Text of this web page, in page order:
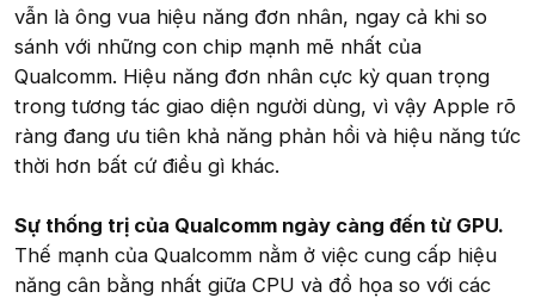
vẫn là ông vua hiệu năng đơn nhân, ngay cả khi so
sánh với những con chip mạnh mẽ nhất của
Qualcomm. Hiệu năng đơn nhân cực kỳ quan trọng
trong tương tác giao diện người dùng, vì vậy Apple rõ
ràng đang ưu tiên khả năng phản hồi và hiệu năng tức
thời hơn bất cứ điều gì khác.
Sự thống trị của Qualcomm ngày càng đến từ GPU.
Thế mạnh của Qualcomm nằm ở việc cung cấp hiệu
năng cân bằng nhất giữa CPU và đồ họa so với các